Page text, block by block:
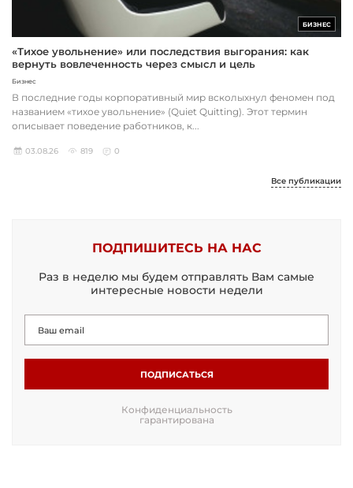
БИЗНЕС
«Тихое увольнение» или последствия выгорания: как
вернуть вовлеченность через смысл и цель
Бизнес
В последние годы корпоративный мир всколыхнул феномен под
названием «тихое увольнение» (Quiet Quitting). Этот термин
описывает поведение работников, к...
03.08.26 819 0
Все публикации
ПОДПИШИТЕСЬ НА НАС
Раз в неделю мы будем отправлять Вам самые
интересные новости недели
ПОДПИСАТЬСЯ
Конфиденциальность
гарантирована